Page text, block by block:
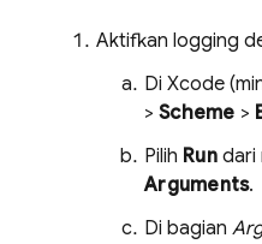
Aktifkan logging
Di Xcode
> Scheme >
Pilih Rundari
Arguments.
Di bagian